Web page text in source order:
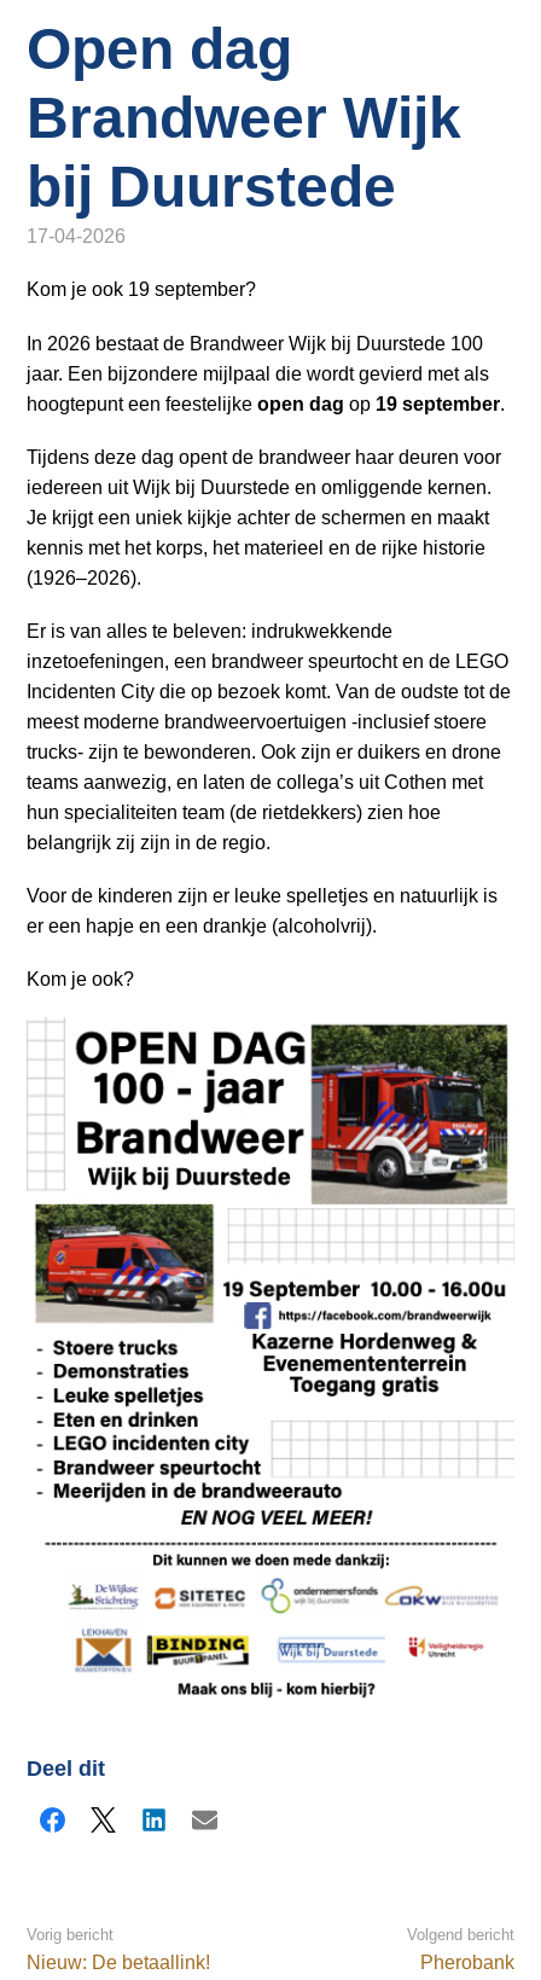
n
a
v
a
i
o
J
u
m
t
o
m
a
i
c
o
n
t
e
n
t
Open dag
Brandweer Wijk
bij Duurstede
17-04-2026
Kom je ook 19 september?
In 2026 bestaat de Brandweer Wijk bij Duurstede 100
jaar. Een bijzondere mijlpaal die wordt gevierd met als
hoogtepunt een feestelijkeopen dag op 19 september.
Tijdens deze dag opent de brandweer haar deuren voor
iedereen uit Wijk bij Duurstede en omliggende kernen.
Je krijgt een uniek kijkje achter de schermen en maakt
kennis met het korps, het materieel en de rijke historie
(1926–2026).
Er is van alles te beleven: indrukwekkende
inzetoefeningen, een brandweer speurtocht en de LEGO
Incidenten City die op bezoek komt. Van de oudste tot de
meest moderne brandweervoertuigen -inclusief stoere
trucks- zijn te bewonderen. Ook zijn er duikers en drone
teams aanwezig, en laten de collega’s uit Cothen met
hun specialiteiten team (de rietdekkers) zien hoe
belangrijk zij zijn in de regio.
Voor de kinderen zijn er leuke spelletjes en natuurlijk is
er een hapje en een drankje (alcoholvrij).
Kom je ook?
Deel dit
Facebook
X LinkedInE-mail
Vorig bericht
Nieuw: De betaallink!
Volgend bericht
Pherobank